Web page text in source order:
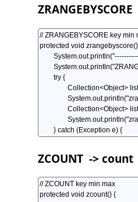
ZRANGEBYSCORE
ZCOUNT -> count